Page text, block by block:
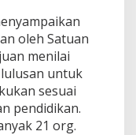
oleh Satuan
menilai
untuk
sesuai
pendidikan.
21 org.